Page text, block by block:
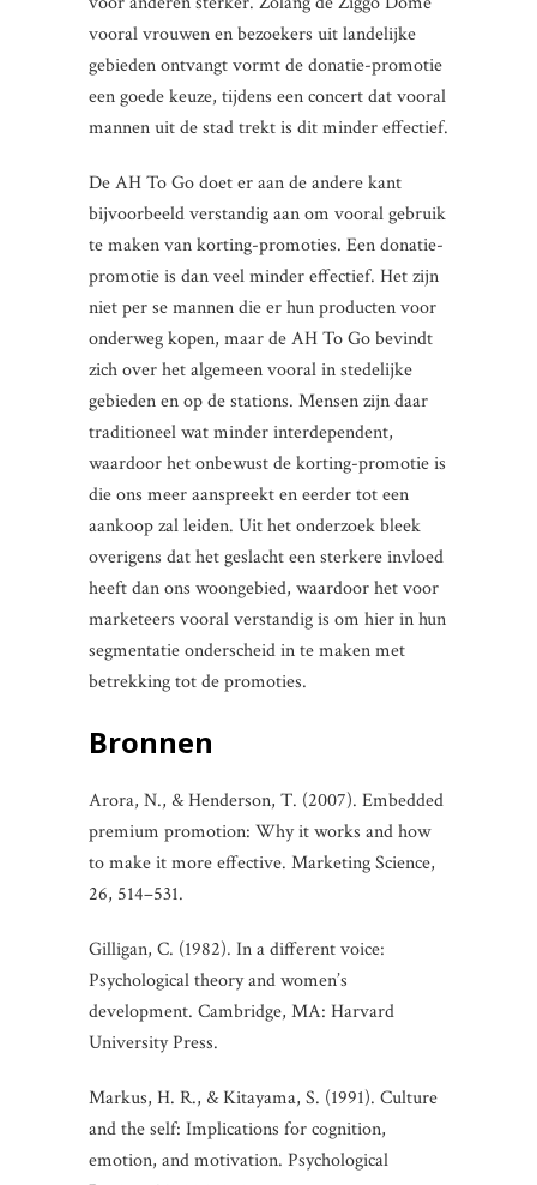
vooral vrouwen en bezoekers uit landelijke
gebieden ontvangt vormt de donatie-promotie
een goede keuze, tijdens een concert dat vooral
mannen uit de stad trekt is dit minder effectief.
De AH To Go doet er aan de andere kant
bijvoorbeeld verstandig aan om vooral gebruik
te maken van korting-promoties. Een donatie-
promotie is dan veel minder effectief. Het zijn
niet per se mannen die er hun producten voor
onderweg kopen, maar de AH To Go bevindt
zich over het algemeen vooral in stedelijke
gebieden en op de stations. Mensen zijn daar
traditioneel wat minder interdependent,
waardoor het onbewust de korting-promotie is
die ons meer aanspreekt en eerder tot een
aankoop zal leiden. Uit het onderzoek bleek
overigens dat het geslacht een sterkere invloed
heeft dan ons woongebied, waardoor het voor
marketeers vooral verstandig is om hier in hun
segmentatie onderscheid in te maken met
betrekking tot de promoties.
Bronnen
Arora, N., & Henderson, T. (2007). Embedded
premium promotion: Why it works and how
to make it more effective. Marketing Science,
26, 514–531.
Gilligan, C. (1982). In a different voice:
Psychological theory and women’s
development. Cambridge, MA: Harvard
University Press.
Markus, H. R., & Kitayama, S. (1991). Culture
and the self: Implications for cognition,
emotion, and motivation. Psychological